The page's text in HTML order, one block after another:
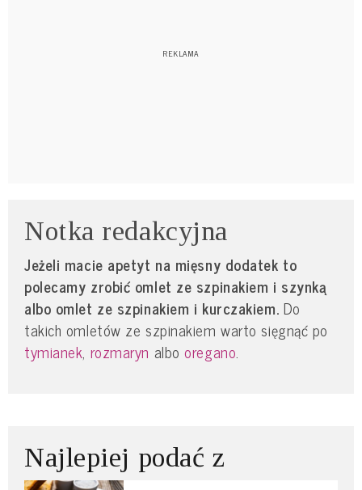
Notka redakcyjna
Jeżeli macie apetyt na mięsny dodatek to
polecamy zrobić omlet ze szpinakiem i szynką
albo omlet ze szpinakiem i kurczakiem. Do
takich omletów ze szpinakiem warto sięgnąć po
tymianek, rozmaryn albooregano.
Najlepiej podać z